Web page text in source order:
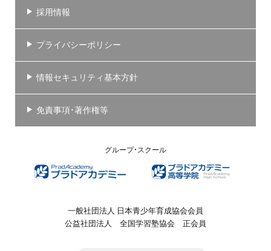
採用情報
プライバシーポリシー
情報セキュリティ基本方針
免責事項・著作権等
グループ・スクール
一般社団法人 日本青少年育成協会会員
公益社団法人 全国学習塾協会 正会員